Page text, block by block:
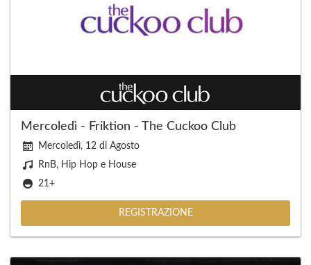
Mercoledì - Friktion - The Cuckoo Club
Mercoledì, 12 di Agosto
RnB, Hip Hop e House
21+
REGISTRAZIONE